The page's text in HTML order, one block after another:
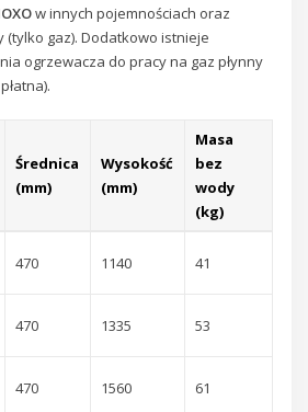
w innych pojemnościach oraz
(tylko gaz). Dodatkowo istnieje
ogrzewacza do pracy na gaz płynny
Średnica
(mm)
Wysokość
(mm)
Masa
bez
wody
(kg)
470 1140 41
470 1335 53
470 1560 61